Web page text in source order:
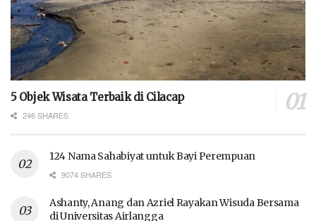
5 Objek Wisata Terbaik di Cilacap
246 SHARES
124 Nama Sahabiyat untuk Bayi Perempuan
9074 SHARES
Ashanty, Anang dan Azriel Rayakan Wisuda Bersama
di Universitas Airlangga